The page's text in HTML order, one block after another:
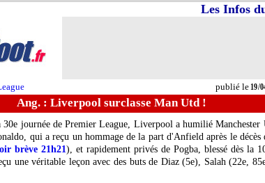
publié le19/
Les Infos
Ang. : Liverpool surclasse Man Utd !
30e journée de Premier League, Liverpool a humilié Manchester
qui a reçu un hommage de la part d'Anfield après le décès
brève 21h21), et rapidement privés de Pogba, blessé dès la
une véritable leçon avec des buts de Diaz (5e), Salah (22e,